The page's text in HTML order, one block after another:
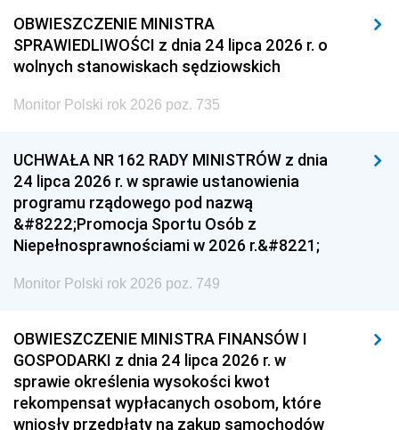
OBWIESZCZENIE MINISTRA
SPRAWIEDLIWOŚCI z dnia 24 lipca 2026 r. o
wolnych stanowiskach sędziowskich
Monitor Polski rok 2026 poz. 735
UCHWAŁA NR 162 RADY MINISTRÓW z dnia
24 lipca 2026 r. w sprawie ustanowienia
programu rządowego pod nazwą
&#8222;Promocja Sportu Osób z
Niepełnosprawnościami w 2026 r.&#8221;
Monitor Polski rok 2026 poz. 749
OBWIESZCZENIE MINISTRA FINANSÓW I
GOSPODARKI z dnia 24 lipca 2026 r. w
sprawie określenia wysokości kwot
rekompensat wypłacanych osobom, które
wniosły przedpłaty na zakup samochodów